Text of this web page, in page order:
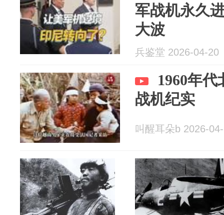
军战机永久
大波
兵鉴堂 2026-04-20
1960年
战机纪实
叫醒耳朵b 2026-